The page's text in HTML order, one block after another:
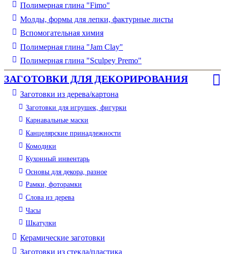
Полимерная глина "Fimo"
Молды, формы для лепки, фактурные листы
Вспомогательная химия
Полимерная глина "Jam Clay"
Полимерная глина "Sculpey Premo"
ЗАГОТОВКИ ДЛЯ ДЕКОРИРОВАНИЯ
Заготовки из дерева/картона
Заготовки для игрушек, фигурки
Карнавальные маски
Канцелярские принадлежности
Комодики
Кухонный инвентарь
Основы для декора, разное
Рамки, фоторамки
Слова из дерева
Часы
Шкатулки
Керамические заготовки
Заготовки из стекла/пластика